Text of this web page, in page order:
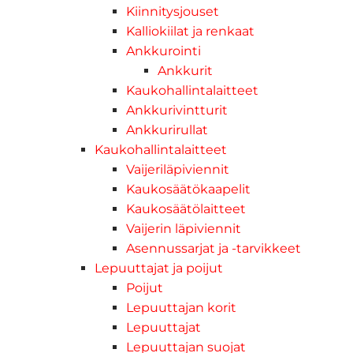
Kiinnitysjouset
Kalliokiilat ja renkaat
Ankkurointi
Ankkurit
Kaukohallintalaitteet
Ankkurivintturit
Ankkurirullat
Kaukohallintalaitteet
Vaijeriläpiviennit
Kaukosäätökaapelit
Kaukosäätölaitteet
Vaijerin läpiviennit
Asennussarjat ja -tarvikkeet
Lepuuttajat ja poijut
Poijut
Lepuuttajan korit
Lepuuttajat
Lepuuttajan suojat